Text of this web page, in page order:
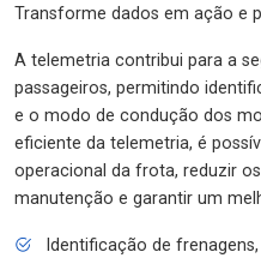
Transforme dados em ação e
A telemetria contribui para a
passageiros, permitindo
e o modo de condução dos
eficiente da telemetria, é
operacional da frota, reduzir
manutenção e garantir um
Identificação de